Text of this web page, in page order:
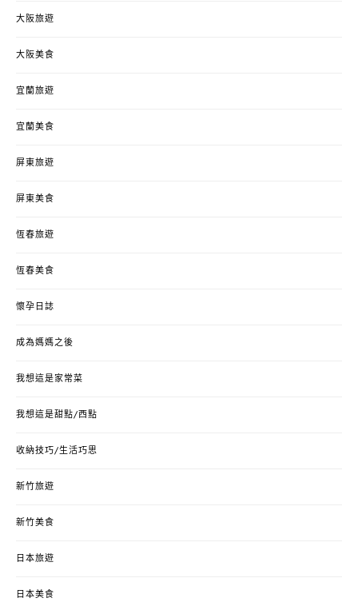
大阪旅遊
大阪美食
宜蘭旅遊
宜蘭美食
屏東旅遊
屏東美食
恆春旅遊
恆春美食
懷孕日誌
成為媽媽之後
我想這是家常菜
我想這是甜點/西點
收納技巧/生活巧思
新竹旅遊
新竹美食
日本旅遊
日本美食